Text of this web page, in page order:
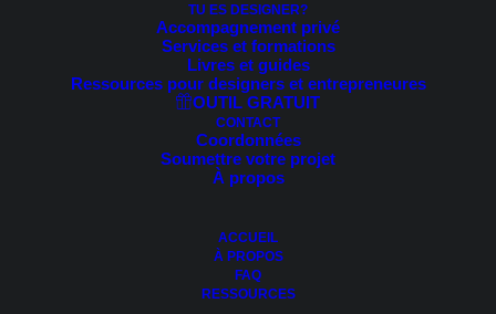
TU ES DESIGNER?
Accompagnement privé
Services et formations
Livres et guides
Ressources pour designers et entrepreneures
OUTIL GRATUIT
CONTACT
Coordonnées
Soumettre votre projet
À propos
ACCUEIL
À PROPOS
FAQ
RESSOURCES
19.95$Le
prix
initial
était :
14.95